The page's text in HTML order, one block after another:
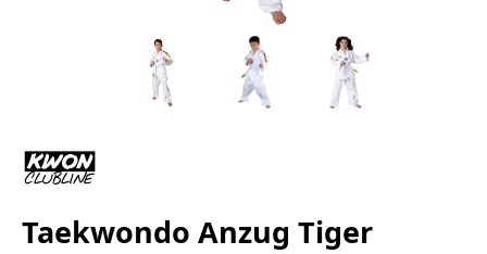
Taekwondo Anzug Tiger